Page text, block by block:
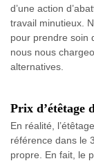
d’une action
travail minutieux.
pour prendre soin
nous nous
alternatives.
Prix d’étêtage
En réalité,
référence dans le
propre. En fait, le